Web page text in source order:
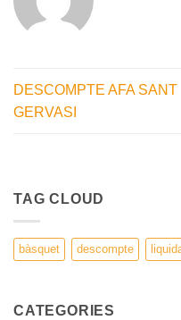
DESCOMPTE AFA SANT
GERVASI
TAG CLOUD
bàsquet descompte
CATEGORIES